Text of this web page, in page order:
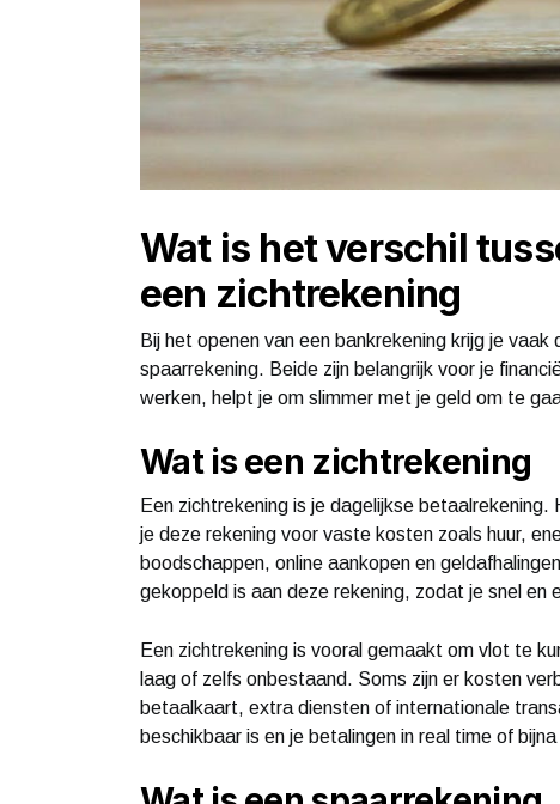
Wat is het verschil
een zichtrekening
Bij het openen van een bankrekening krijg je
spaarrekening. Beide zijn belangrijk voor je
werken, helpt je om slimmer met je geld om te
Wat is een zichtrekening
Een zichtrekening is je dagelijkse
je deze rekening voor vaste kosten zoals huur,
boodschappen, online aankopen en
gekoppeld is aan deze rekening, zodat je snel en
Een zichtrekening is vooral gemaakt om vlot te
laag of zelfs onbestaand. Soms zijn er kosten
betaalkaart, extra diensten of internationale
beschikbaar is en je betalingen in real time of